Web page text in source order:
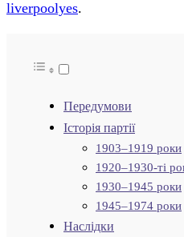
liverpoolyes.
Передумови
Історія партії
1903–1919 роки
1920–1930-ті
1930–1945 роки
1945–1974 роки
Наслідки